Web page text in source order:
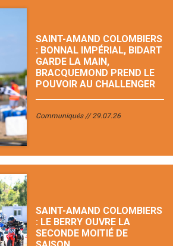
SAINT-AMAND COLOMBIERS
: BONNAL IMPÉRIAL, BIDART
GARDE LA MAIN,
BRACQUEMOND PREND LE
POUVOIR AU CHALLENGER
Communiqués 29.07.26
SAINT-AMAND COLOMBIERS
: LE BERRY OUVRE LA
SECONDE MOITIÉ DE